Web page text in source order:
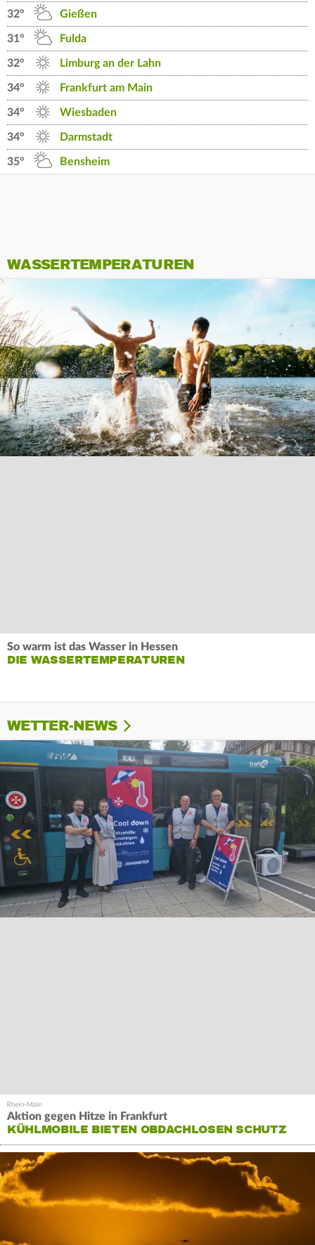
32° Gießen
31° Fulda
32° Limburg an der Lahn
34° Frankfurt am Main
34° Wiesbaden
34° Darmstadt
35° Bensheim
WASSERTEMPERATUREN
So warm ist das Wasser in Hessen
DIE WASSERTEMPERATUREN
WETTER-NEWS
Aktion gegen Hitze in Frankfurt
KÜHLMOBILE BIETEN OBDACHLOSEN SCHUTZ